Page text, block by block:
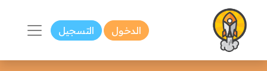
الدخول التسجيل